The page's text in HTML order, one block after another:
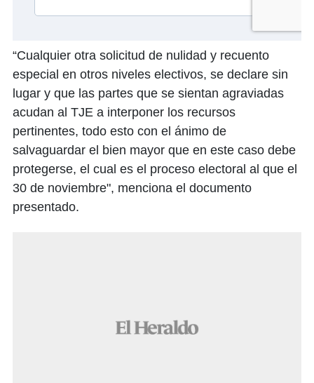
“Cualquier otra solicitud de nulidad y recuento
especial en otros niveles electivos, se declare sin
lugar y que las partes que se sientan agraviadas
acudan al TJE a interponer los recursos
pertinentes, todo esto con el ánimo de
salvaguardar el bien mayor que en este caso debe
protegerse, el cual es el proceso electoral al que el
30 de noviembre", menciona el documento
presentado.